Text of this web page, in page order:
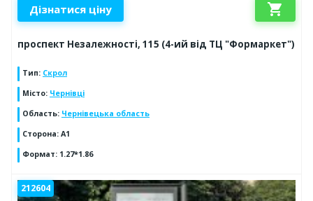
Дізнатися ціну shopping_cart
проспект Незалежності, 115 (4-ий від ТЦ "Формаркет")
Тип: Скрол
Місто: Чернівці
Область: Чернівецька область
Сторона: А1
Формат: 1.27*1.86
212604